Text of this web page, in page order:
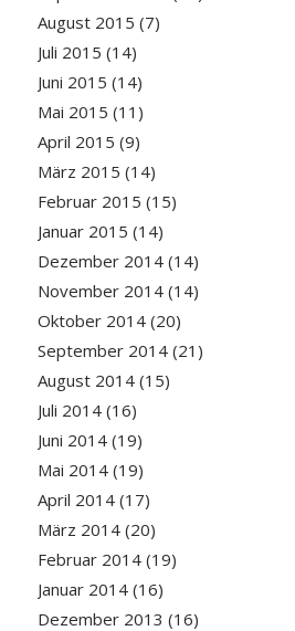
August 2015 (7)
Juli 2015 (14)
Juni 2015 (14)
Mai 2015 (11)
April 2015 (9)
März 2015 (14)
Februar 2015 (15)
Januar 2015 (14)
Dezember 2014(14)
November 2014(14)
Oktober 2014(20)
September 2014(21)
August 2014(15)
Juli 2014(16)
Juni 2014(19)
Mai 2014(19)
April 2014(17)
März 2014(20)
Februar 2014(19)
Januar 2014(16)
Dezember 2013 (16)